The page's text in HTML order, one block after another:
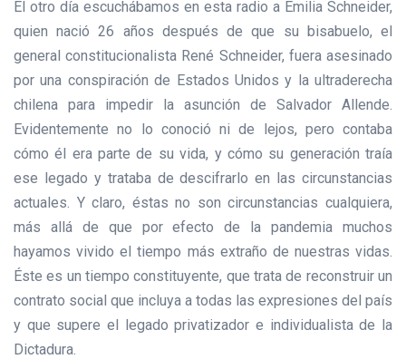
El otro día escuchábamos en esta radio a Emilia Schneider,
quien nació 26 años después de que su bisabuelo, el
general constitucionalista René Schneider, fuera asesinado
por una conspiración de Estados Unidos y la ultraderecha
chilena para impedir la asunción de Salvador Allende.
Evidentemente no lo conoció ni de lejos, pero contaba
cómo él era parte de su vida, y cómo su generación traía
ese legado y trataba de descifrarlo en las circunstancias
actuales. Y claro, éstas no son circunstancias cualquiera,
más allá de que por efecto de la pandemia muchos
hayamos vivido el tiempo más extraño de nuestras vidas.
Éste es un tiempo constituyente, que trata de reconstruir un
contrato social que incluya a todas las expresiones del país
y que supere el legado privatizador e individualista de la
Dictadura.